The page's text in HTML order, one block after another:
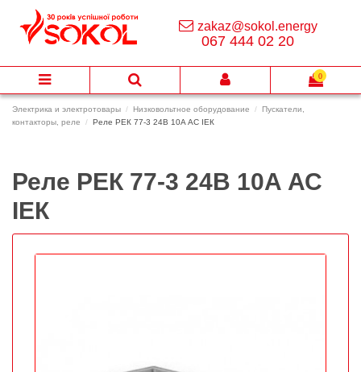
Электрика и электротовары Низковольтное оборудование
Пускатели,
контакторы, реле
Реле РЕК 77-3 24В 10A АС ІЕК
Реле РЕК 77-3 24В 10A АС
ІЕК
zakaz@sokol.energy
067 444 02 20
0